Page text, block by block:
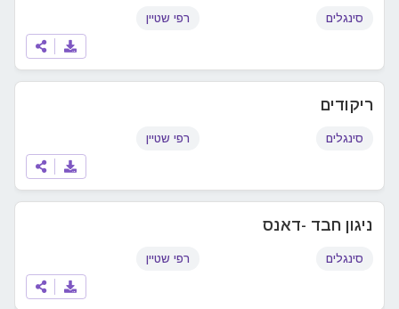
סינגלים רפי שטיין
ריקודים
סינגלים רפי שטיין
ניגון חבד -דאנס
סינגלים רפי שטיין